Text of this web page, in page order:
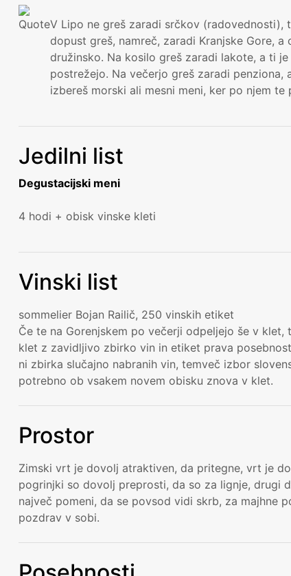
V Lipo ne greš zaradi srčkov (radovednosti),
dopust greš, namreč, zaradi Kranjske Gore,
družinsko. Na kosilo greš zaradi lakote, a ti
postrežejo. Na večerjo greš zaradi
izbereš morski ali mesni meni, ker po njem
Jedilni list
Degustacijski meni
4 hodi + obisk vinske kleti
Vinski list
sommelier Bojan Railič, 250 vinskih etiket
Če te na Gorenjskem po večerji odpeljejo še v
klet z zavidljivo zbirko vin in etiket prava
ni zbirka slučajno nabranih vin, temveč izbor
potrebno ob vsakem novem obisku znova v klet.
Prostor
Zimski vrt je dovolj atraktiven, da pritegne, vrt je
pogrinjki so dovolj preprosti, da so za lignje, drugi
največ pomeni, da se povsod vidi skrb, za majhne
pozdrav v sobi.